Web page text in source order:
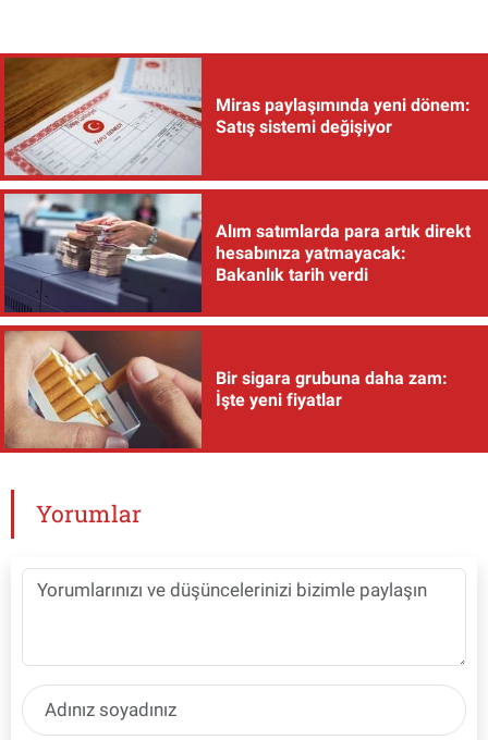
Miras paylaşımında yeni dönem:
Satış sistemi değişiyor
Alım satımlarda para artık direkt
hesabınıza yatmayacak:
Bakanlık tarih verdi
Bir sigara grubuna daha zam:
İşte yeni fiyatlar
Yorumlar